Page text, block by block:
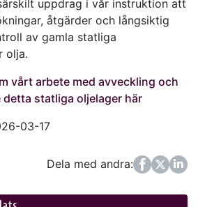
uppdrag i vår instruktion att
åtgärder och långsiktig
av gamla statliga
olja.
vårt arbete med avveckling och
statliga oljelager här
03-17
Dela med andra:
FacebookTwitter
LinkedIn